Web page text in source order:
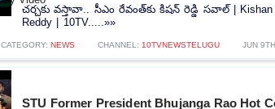
చర్చకు వస్తావా.. సీఎం రేవంత్‎కు కిషన్ రెడ్డి సవాల్ | Kishan
Reddy | 10TV.....»»
CATEGORY: NEWS CHANNEL: 10TVNEWSTELUGU JUN
STU Former President Bhujanga Rao Hot